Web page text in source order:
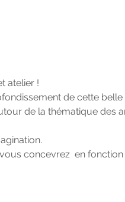
atelier !
de cette belle
de la thématique des
concevrez  en